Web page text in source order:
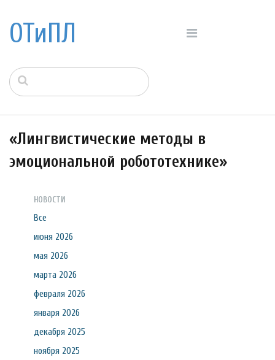
ОТиПЛ
«Лингвистические методы в
эмоциональной робототехнике»
НОВОСТИ
Все
июня 2026
мая 2026
марта 2026
февраля 2026
января 2026
декабря 2025
ноября 2025